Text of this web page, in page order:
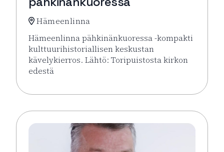
Hämeenlinna
Hämeenlinna pähkinänkuoressa -kompakti
kulttuurihistoriallisen keskustan
kävelykierros. Lähtö: Toripuistosta kirkon
edestä
Lue lisää tapahtumasta Hämeenlinna